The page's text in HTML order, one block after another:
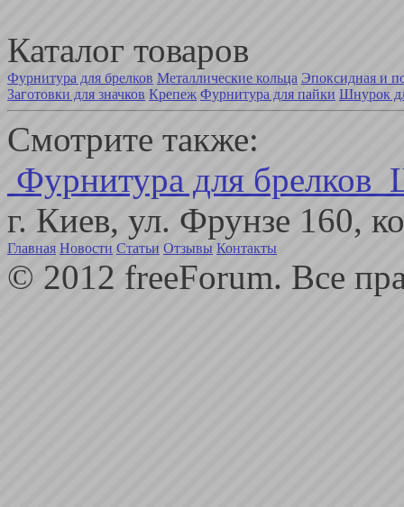
Каталог товаров
Фурнитура для брелков Металлические кольца Эпоксидная и
Заготовки для значков Крепеж Фурнитура для пайки Шнурок
Смотрите также:
Фурнитура для брелков
г. Киев, ул. Фрунзе 160,
Главная Новости Статьи Отзывы Контакты
© 2012 freeForum. Все